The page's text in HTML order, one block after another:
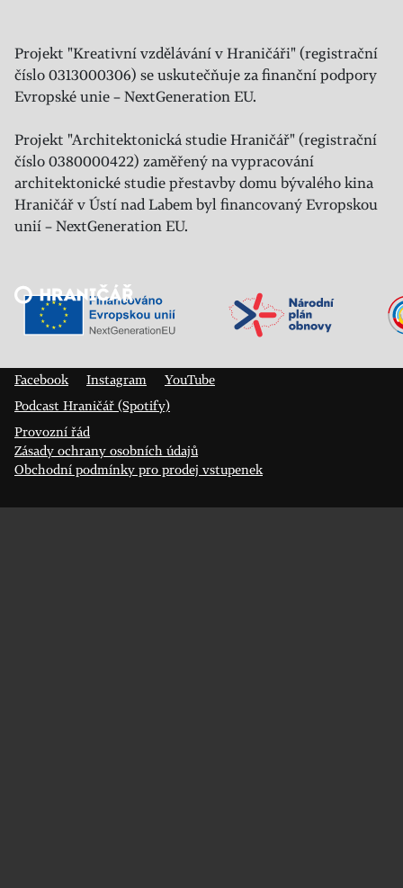
Projekt "Kreativní vzdělávání v Hraničáři" (registrační
číslo 0313000306) se uskutečňuje za finanční podpory
Evropské unie – NextGeneration EU.
Projekt "Architektonická studie Hraničář" (registrační
číslo 0380000422) zaměřený na vypracování
architektonické studie přestavby domu bývalého kina
Hraničář v Ústí nad Labem byl financovaný Evropskou
unií – NextGeneration EU.
Veřejný sál Hraničář, spolek
Facebook
Instagram
YouTube
Podcast Hraničář (Spotify)
Provozní řád
Zásady ochrany osobních údajů
Obchodní podmínky pro prodej vstupenek